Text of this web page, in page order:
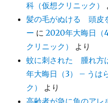
科（仮想クリニック）
髪の毛がぬける 頭皮
ー に2020年大晦日（
クリニック）
より
蚊に刺された 腫れ方
年大晦日（3） – うは
ク）
より